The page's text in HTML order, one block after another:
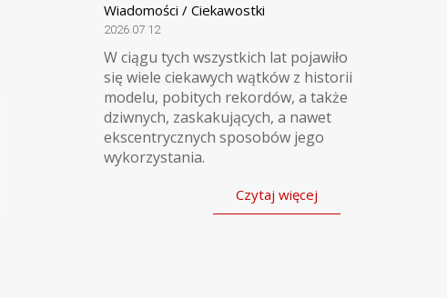
Wiadomości / Ciekawostki
2026.07.12
W ciągu tych wszystkich lat pojawiło
się wiele ciekawych wątków z historii
modelu, pobitych rekordów, a także
dziwnych, zaskakujących, a nawet
ekscentrycznych sposobów jego
wykorzystania.
Czytaj więcej